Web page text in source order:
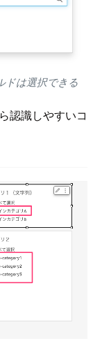
ドは選択できる
認識しやすいコ